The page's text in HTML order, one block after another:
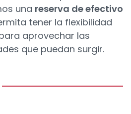
una reserva de efectivo
tener la flexibilidad
aprovechar las
que puedan surgir.